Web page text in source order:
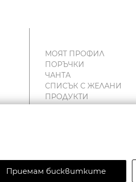
МОЯТ ПРОФИЛ
ПОРЪЧКИ
ЧАНТА
СПИСЪК С ЖЕЛАНИ
ПРОДУКТИ
Приемам бисквитките